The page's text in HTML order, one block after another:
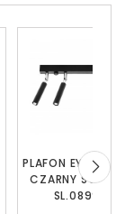
PLAFON EYETECH
CZARNY SOLLUX
SL.0899